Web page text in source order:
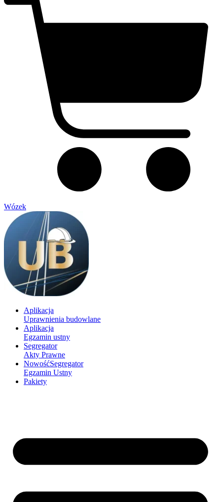
Wózek
Aplikacja
Uprawnienia budowlane
Aplikacja
Egzamin ustny
Segregator
Akty Prawne
NowośćSegregator
Egzamin Ustny
Pakiety